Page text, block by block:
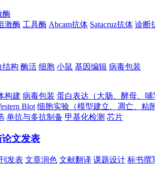
酶
激酶 工具酶 Abcam抗体 Satacruz抗体 诊断
结构 酶活 细胞 小鼠 基因编辑 病毒包装
构建 病毒包装 蛋白表达（大肠、酵母、
Blot 细胞实验（模型建立、凋亡、粘
单抗与多抗制备 甲基化检测 芯片
文发表
发表 文章润色 文献翻译 课题设计 标书撰